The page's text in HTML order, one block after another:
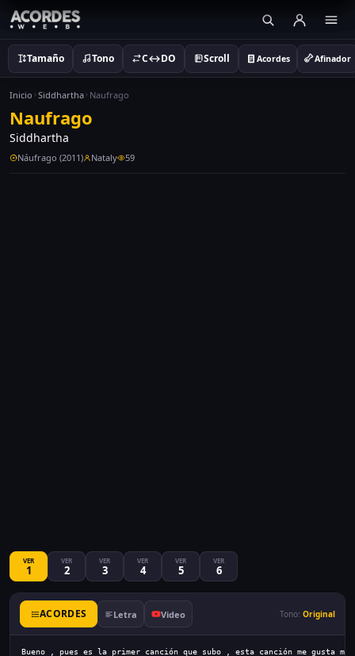
Tamaño Tono C↔DO Scroll Acordes Afinador
Inicio Siddhartha Naufrago
Naufrago
Siddhartha
Náufrago (2011) Nataly 59
VER
1
VER
2
VER
3
VER
4
VER
5
VER
6
ACORDES Letra Video Tono: Original
Bueno , pues es la primer canción que subo , esta canción me gusta